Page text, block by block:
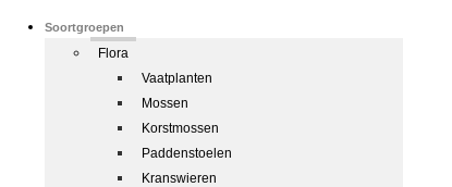
Soortgroepen
Flora
Vaatplanten
Mossen
Korstmossen
Paddenstoelen
Kranswieren